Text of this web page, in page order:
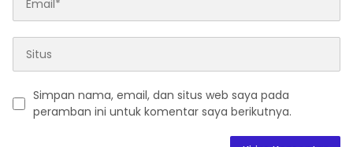
Simpan nama, email, dan situs web saya pada
peramban ini untuk komentar saya berikutnya.